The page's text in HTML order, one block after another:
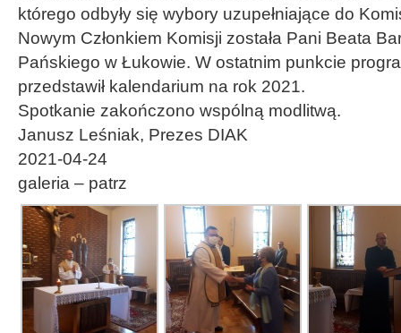
którego odbyły się wybory uzupełniające do
Nowym Członkiem Komisji została Pani Beata
Pańskiego w Łukowie. W ostatnim punkcie
przedstawił kalendarium na rok 2021.
Spotkanie zakończono wspólną modlitwą.
Janusz Leśniak, Prezes DIAK
2021-04-24
galeria – patrz